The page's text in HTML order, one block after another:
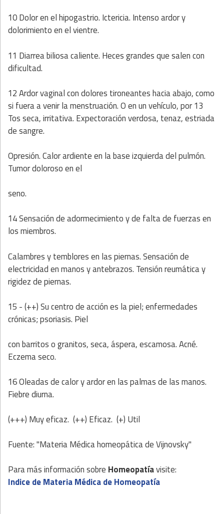
10 Dolor en el hipogastrio. Ictericia. Intenso ardor y
dolorimiento en el vientre.
11 Diarrea biliosa caliente. Heces grandes que salen con
dificultad.
12 Ardor vaginal con dolores tironeantes hacia abajo, como
si fuera a venir la menstruación. O en un vehículo, por 13
Tos seca, irritativa. Expectoración verdosa, tenaz, estriada
de sangre.
Opresión. Calor ardiente en la base izquierda del pulmón.
Tumor doloroso en el
seno.
14 Sensación de adormecimiento y de falta de fuerzas en
los miembros.
Calambres y temblores en las piernas. Sensación de
electricidad en manos y antebrazos. Tensión reumática y
rigidez de piernas.
15 - (++) Su centro de acción es la piel; enfermedades
crónicas; psoriasis. Piel
con barritos o granitos, seca, áspera, escamosa. Acné.
Eczema seco.
16 Oleadas de calor y ardor en las palmas de las manos.
Fiebre diurna.
(+++) Muy eficaz. (++) Eficaz. (+) Util
Fuente: "Materia Médica homeopática de Vijnovsky"
Para más información sobre Homeopatíavisite:
Indice de Materia Médica de Homeopatía